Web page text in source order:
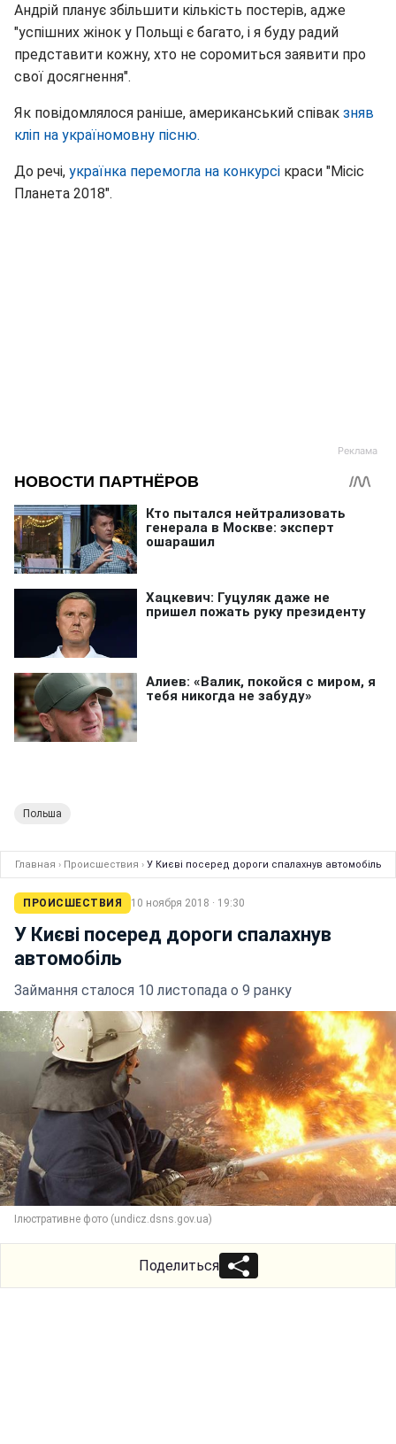
Андрій планує збільшити кількість постерів, адже
"успішних жінок у Польщі є багато, і я буду радий
представити кожну, хто не соромиться заявити про
свої досягнення".
Як повідомлялося раніше, американський співак зняв
кліп на україномовну пісню.
До речі, українка перемогла на конкурсі краси "Місіс
Планета 2018".
Польша
Главная › Происшествия › У Києві посеред дороги спалахнув автомобiль
ПРОИСШЕСТВИЯ 10 ноября 2018 · 19:30
У Києві посеред дороги спалахнув
автомобiль
Займання сталося 10 листопада о 9 ранку
Ілюстративне фото (undicz.dsns.gov.ua)
Поделиться